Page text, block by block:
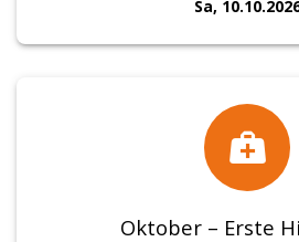
Sa,
Oktober – Erste